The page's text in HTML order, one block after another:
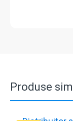
Produse